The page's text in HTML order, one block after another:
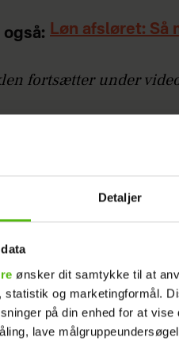
Detaljer
ønsker dit samtykke til at
og marketingformål.
på din enhed for at
lave
Løn afsløret: Så
fortsætter under
fik Rasmus derfor
var stort set
mere ondt. Jeg
med mild
fortæller han i et